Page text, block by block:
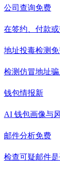
公司查询免费
在签约、付款
地址投毒检测
检测仿冒地址骗
钱包情报新
AI 钱包画像与
邮件分析免费
检查可疑邮件